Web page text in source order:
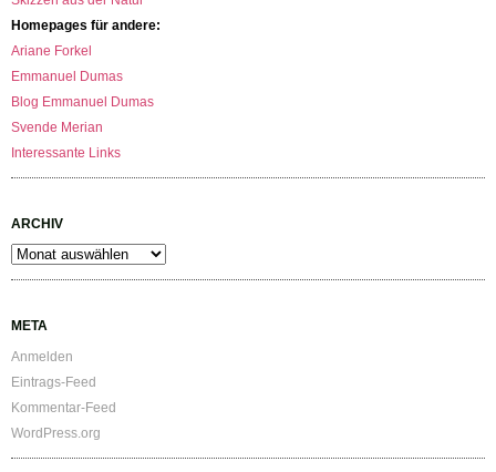
Homepages für andere:
Ariane Forkel
Emmanuel Dumas
Blog Emmanuel Dumas
Svende Merian
Interessante Links
ARCHIV
Archiv
META
Anmelden
Eintrags-Feed
Kommentar-Feed
WordPress.org